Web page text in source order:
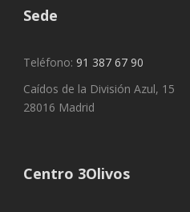
Sede
Teléfono: 91 387 67 90
Caídos de la División Azul, 15
28016 Madrid
Centro 3Olivos